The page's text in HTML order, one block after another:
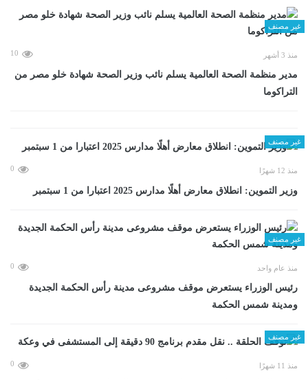
غير مصنف
منذ 3 أشهر 10
مدير منظمة الصحة العالمية يسلم نائب وزير الصحة شهادة خلو مصر من
التراكوما
غير مصنف
منذ 12 شهرًا 0
وزير التموين: انطلاق معارض أهلًا مدارس 2025 اعتبارا من 1 سبتمبر
غير مصنف
منذ عام واحد 0
رئيس الوزراء يستعرض موقف مشروعى مدينة رأس الحكمة الجديدة
ومدينة شمس الحكمة
غير مصنف
منذ 11 شهرًا 0